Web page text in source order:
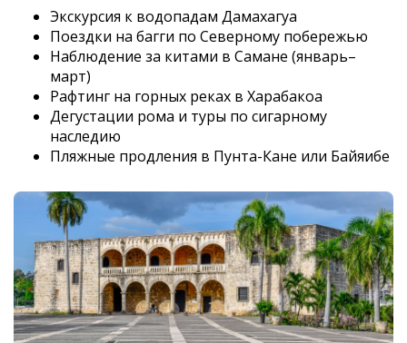
Экскурсия к водопадам Дамахагуа
Поездки на багги по Северному побережью
Наблюдение за китами в Самане (январь–
март)
Рафтинг на горных реках в Харабакоа
Дегустации рома и туры по сигарному
наследию
Пляжные продления в Пунта-Кане или Байяибе